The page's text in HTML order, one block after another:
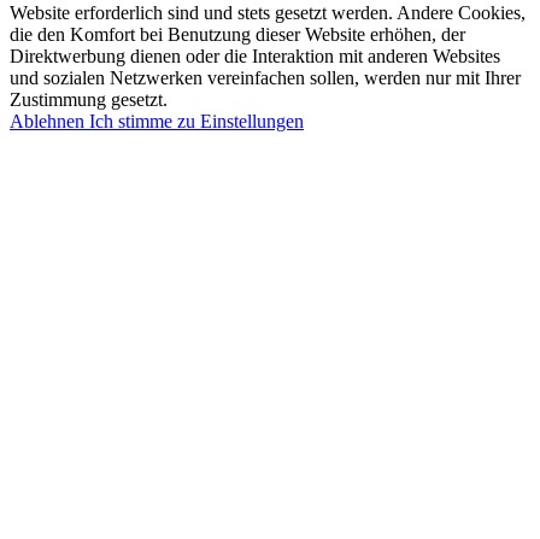
Website erforderlich sind und stets gesetzt werden. Andere Cookies,
die den Komfort bei Benutzung dieser Website erhöhen, der
Direktwerbung dienen oder die Interaktion mit anderen Websites
und sozialen Netzwerken vereinfachen sollen, werden nur mit Ihrer
Zustimmung gesetzt.
Ablehnen Ich stimme zu Einstellungen